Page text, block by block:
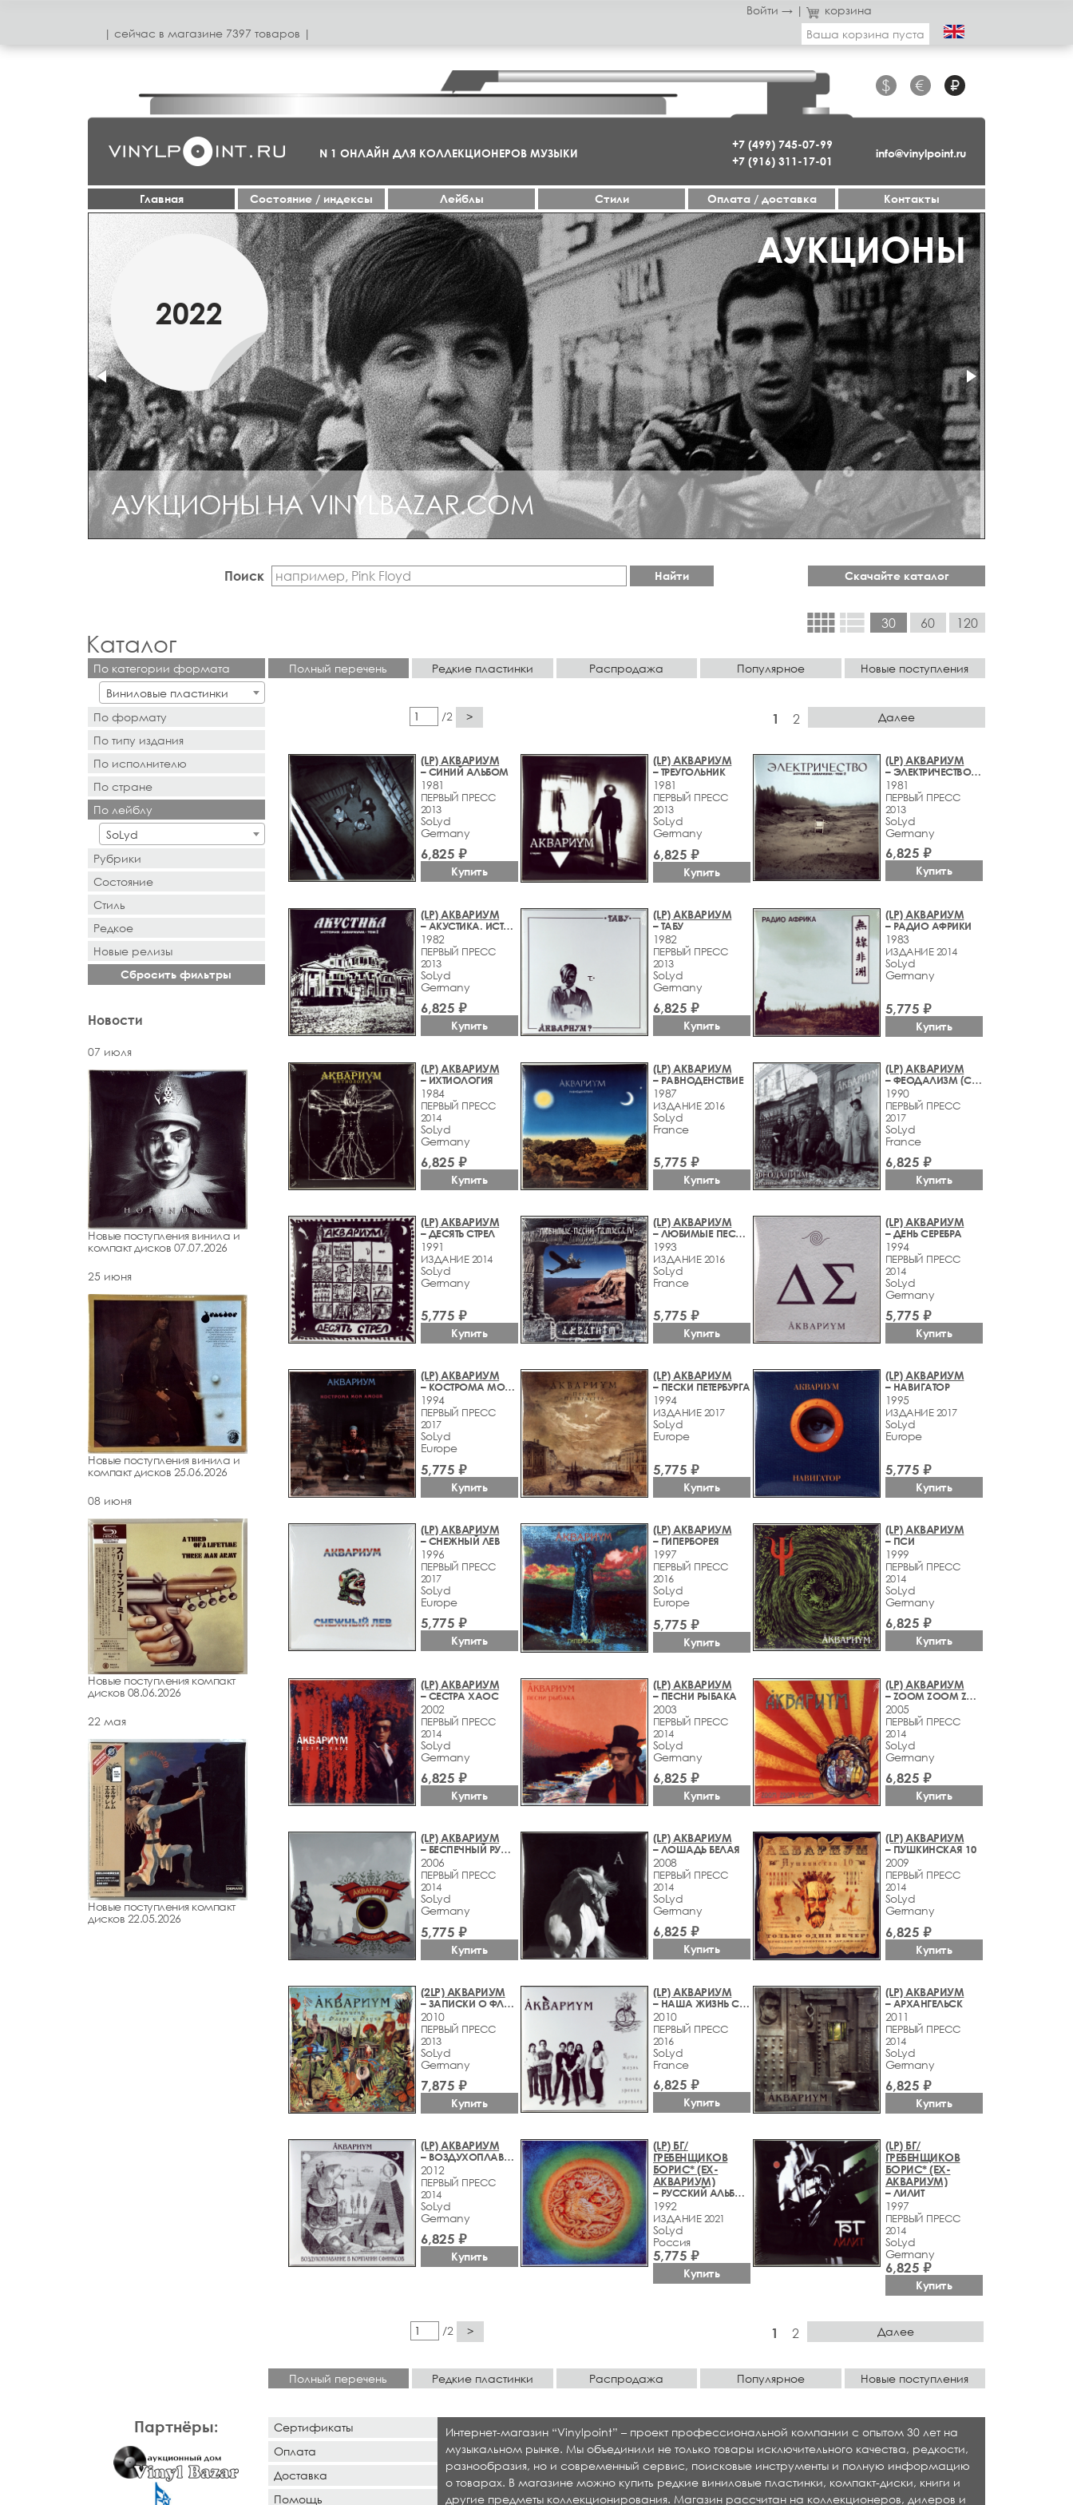
Войти → |
корзина
| сeйчас в магазинe 7397 товаров |
Ваша корзина пуста
+7 (499) 745-07-99
+7 (916) 311-17-01
$ € ₽
info@vinylpoint.ru
N 1 ОНЛАЙН ДЛЯ КОЛЛЕКЦИОНЕРОВ МУЗЫКИ
Главная Cостояние / индексы Лейблы Стили Оплата / доставка Контакты
АУКЦИОНЫ
2022
АУКЦИОНЫ НА VINYLBAZAR.COM
ДЖАЗ
1950-70
РЕДКИЙ И КОЛЛЕКЦИОННЫЙ ДЖАЗ
Поиск Найти Скачайте каталог
view_comfyview_list 30 60 120
Каталог
По категории формата
Виниловые пластинки
По формату
- Выбор -
По типу издания
- Выбор -
По исполнителю
- Поиск или выбор -
По стране
- Поиск или выбор -
По лейблу
SoLyd
Рубрики
Состояние
Стиль
Редкое
Новыe рeлизы
Сбросить фильтры
Новости
07 июля
Новые поступления винила и
компакт дисков 07.07.2026
25 июня
Новые поступления винила и
компакт дисков 25.06.2026
08 июня
Новые поступления компакт
дисков 08.06.2026
22 мая
Новые поступления компакт
дисков 22.05.2026
Полный перечень Редкие пластинки Распродажа Популярное Новые поступления
/2 > Далее
1 2
(LP) АКВАРИУМ
– СИНИЙ АЛЬБОМ
1981
ПЕРВЫЙ ПРЕСС
2013
SoLyd
Germany
6,825 ₽
Купить
(LP) АКВАРИУМ
– ТРЕУГОЛЬНИК
1981
ПЕРВЫЙ ПРЕСС
2013
SoLyd
Germany
6,825 ₽
Купить
(LP) АКВАРИУМ
– ЭЛЕКТРИЧЕСТВО. ИСТОРИЯ АКВАРИУМА ТОМ 2
1981
ПЕРВЫЙ ПРЕСС
2013
SoLyd
Germany
6,825 ₽
Купить
(LP) АКВАРИУМ
– АКУСТИКА. ИСТОРИЯ АКВАРИУМА ТОМ I
1982
ПЕРВЫЙ ПРЕСС
2013
SoLyd
Germany
6,825 ₽
Купить
(LP) АКВАРИУМ
– ТАБУ
1982
ПЕРВЫЙ ПРЕСС
2013
SoLyd
Germany
6,825 ₽
Купить
(LP) АКВАРИУМ
– РАДИО АФРИКИ
1983
ИЗДАНИЕ 2014
SoLyd
Germany
5,775 ₽
Купить
(LP) АКВАРИУМ
– ИХТИОЛОГИЯ
1984
ПЕРВЫЙ ПРЕСС
2014
SoLyd
Germany
6,825 ₽
Купить
(LP) АКВАРИУМ
– РАВНОДЕНСТВИЕ
1987
ИЗДАНИЕ 2016
SoLyd
France
5,775 ₽
Купить
(LP) АКВАРИУМ
– ФЕОДАЛИЗМ (СТУДИЙНЫЕ ЗАПИСИ 1988-1990 ГОДОВ)
1990
ПЕРВЫЙ ПРЕСС
2017
SoLyd
France
6,825 ₽
Купить
(LP) АКВАРИУМ
– ДЕСЯТЬ СТРЕЛ
1991
ИЗДАНИЕ 2014
SoLyd
Germany
5,775 ₽
Купить
(LP) АКВАРИУМ
– ЛЮБИМЫЕ ПЕСНИ РАМЗЕСА IV
1993
ИЗДАНИЕ 2016
SoLyd
France
5,775 ₽
Купить
(LP) АКВАРИУМ
– ДЕНЬ СЕРЕБРА
1994
ПЕРВЫЙ ПРЕСС
2014
SoLyd
Germany
5,775 ₽
Купить
(LP) АКВАРИУМ
– КОСТРОМА MON AMOUR
1994
ПЕРВЫЙ ПРЕСС
2017
SoLyd
Europe
5,775 ₽
Купить
(LP) АКВАРИУМ
– ПЕСКИ ПЕТЕРБУРГА
1994
ИЗДАНИЕ 2017
SoLyd
Europe
5,775 ₽
Купить
(LP) АКВАРИУМ
– НАВИГАТОР
1995
ИЗДАНИЕ 2017
SoLyd
Europe
5,775 ₽
Купить
(LP) АКВАРИУМ
– СНЕЖНЫЙ ЛЕВ
1996
ПЕРВЫЙ ПРЕСС
2017
SoLyd
Europe
5,775 ₽
Купить
(LP) АКВАРИУМ
– ГИПЕРБОРЕЯ
1997
ПЕРВЫЙ ПРЕСС
2016
SoLyd
Europe
5,775 ₽
Купить
(LP) АКВАРИУМ
– ПСИ
1999
ПЕРВЫЙ ПРЕСС
2014
SoLyd
Germany
6,825 ₽
Купить
(LP) АКВАРИУМ
– СЕСТРА ХАОС
2002
ПЕРВЫЙ ПРЕСС
2014
SoLyd
Germany
6,825 ₽
Купить
(LP) АКВАРИУМ
– ПЕСНИ РЫБАКА
2003
ПЕРВЫЙ ПРЕСС
2014
SoLyd
Germany
6,825 ₽
Купить
(LP) АКВАРИУМ
– ZOOM ZOOM ZOOM
2005
ПЕРВЫЙ ПРЕСС
2014
SoLyd
Germany
6,825 ₽
Купить
(LP) АКВАРИУМ
– БЕСПЕЧНЫЙ РУССКИЙ БРОДЯГА
2006
ПЕРВЫЙ ПРЕСС
2014
SoLyd
Germany
5,775 ₽
Купить
(LP) АКВАРИУМ
– ЛОШАДЬ БЕЛАЯ
2008
ПЕРВЫЙ ПРЕСС
2014
SoLyd
Germany
6,825 ₽
Купить
(LP) АКВАРИУМ
– ПУШКИНСКАЯ 10
2009
ПЕРВЫЙ ПРЕСС
2014
SoLyd
Germany
6,825 ₽
Купить
(2LP) АКВАРИУМ
– ЗАПИСКИ О ФЛОРЕ И ФАУНЕ
2010
ПЕРВЫЙ ПРЕСС
2013
SoLyd
Germany
7,875 ₽
Купить
(LP) АКВАРИУМ
– НАША ЖИЗНЬ С ТОЧКИ ЗРЕНИЯ ДЕРЕВЬЕВ
2010
ПЕРВЫЙ ПРЕСС
2016
SoLyd
France
6,825 ₽
Купить
(LP) АКВАРИУМ
– АРХАНГЕЛЬСК
2011
ПЕРВЫЙ ПРЕСС
2014
SoLyd
Germany
6,825 ₽
Купить
(LP) АКВАРИУМ
– ВОЗДУХОПЛАВАНИЕ В КОМПАНИИ СФИНКСОВ
2012
ПЕРВЫЙ ПРЕСС
2014
SoLyd
Germany
6,825 ₽
Купить
(LP) БГ/
ГРЕБЕНЩИКОВ
БОРИС* (EX-
АКВАРИУМ)
– РУССКИЙ АЛЬБОМ
1992
ИЗДАНИЕ 2021
SoLyd
Россия
5,775 ₽
Купить
(LP) БГ/
ГРЕБЕНЩИКОВ
БОРИС* (EX-
АКВАРИУМ)
– ЛИЛИТ
1997
ПЕРВЫЙ ПРЕСС
2014
SoLyd
Germany
6,825 ₽
Купить
/2 > Далее
1 2
Полный перечень Редкие пластинки Распродажа Популярное Новые поступления
Партнёры:
Сертификаты
Оплата
Доставка
Помощь
Интернет-магазин “Vinylpoint” – проект профессиональной компании с опытом 30 лет на
музыкальном рынке. Мы объединили не только товары исключительного качества, редкости,
разнообразия, но и современный сервис, поисковые инструменты и полную информацию
о товарах. В магазине можно купить редкие виниловые пластинки, компакт-диски, книги и
другие предметы коллекционирования. Магазин рассчитан на коллекционеров, дилеров и